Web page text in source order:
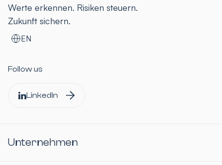
Werte erkennen. Risiken steuern.
Zukunft sichern.
EN
Follow us
LinkedIn
Unternehmen